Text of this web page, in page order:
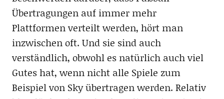
Übertragungen auf immer mehr
Plattformen verteilt werden, hört man
inzwischen oft. Und sie sind auch
verständlich, obwohl es natürlich auch viel
Gutes hat, wenn nicht alle Spiele zum
Beispiel von Sky übertragen werden. Relativ